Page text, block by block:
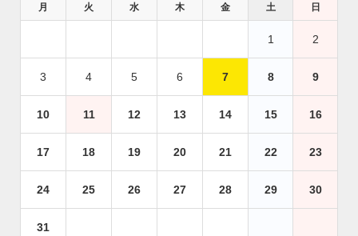
月 火 水 木 金 土 日
1 2
3 4 5 6 7 8 9
10 11 12 13 14 15 16
17 18 19 20 21 22 23
24 25 26 27 28 29 30
31